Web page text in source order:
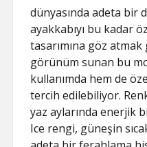
RETWEET
dünyasında adeta bir
ayakkabıyı bu kadar
tasarımına göz
görünüm sunan bu
kullanımda hem de
tercih edilebiliyor.
yaz aylarında enerjik
Ice rengi, güneşin